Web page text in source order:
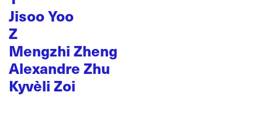
Jisoo Yoo
Z
Mengzhi Zheng
Alexandre Zhu
Kyvèli Zoi